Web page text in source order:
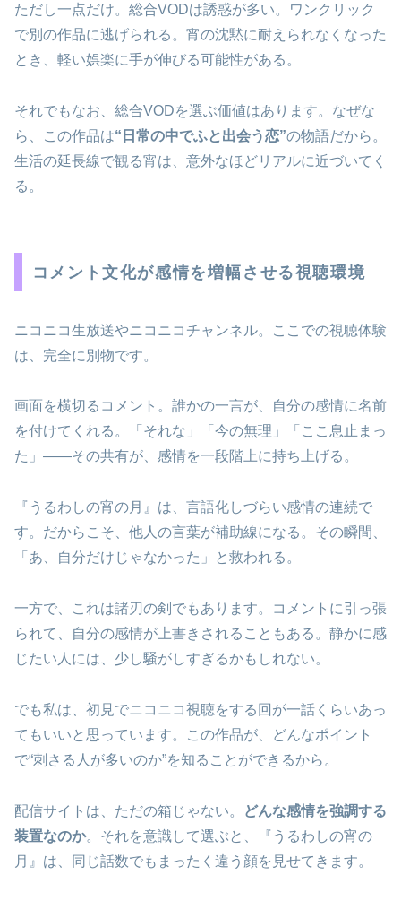
ただし一点だけ。総合VODは誘惑が多い。ワンクリック
で別の作品に逃げられる。宵の沈黙に耐えられなくなった
とき、軽い娯楽に手が伸びる可能性がある。
それでもなお、総合VODを選ぶ価値はあります。なぜな
ら、この作品は“日常の中でふと出会う恋”の物語だから。
生活の延長線で観る宵は、意外なほどリアルに近づいてく
る。
コメント文化が感情を増幅させる視聴環境
ニコニコ生放送やニコニコチャンネル。ここでの視聴体験
は、完全に別物です。
画面を横切るコメント。誰かの一言が、自分の感情に名前
を付けてくれる。「それな」「今の無理」「ここ息止まっ
た」――その共有が、感情を一段階上に持ち上げる。
『うるわしの宵の月』は、言語化しづらい感情の連続で
す。だからこそ、他人の言葉が補助線になる。その瞬間、
「あ、自分だけじゃなかった」と救われる。
一方で、これは諸刃の剣でもあります。コメントに引っ張
られて、自分の感情が上書きされることもある。静かに感
じたい人には、少し騒がしすぎるかもしれない。
でも私は、初見でニコニコ視聴をする回が一話くらいあっ
てもいいと思っています。この作品が、どんなポイント
で“刺さる人が多いのか”を知ることができるから。
配信サイトは、ただの箱じゃない。
どんな感情を強調する
装置なのか。それを意識して選ぶと、『うるわしの宵の
月』は、同じ話数でもまったく違う顔を見せてきます。